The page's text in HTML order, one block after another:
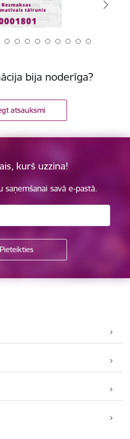
bija noderīga?
atsauksmi
kurš uzzina!
saņemšanai savā e-pastā.